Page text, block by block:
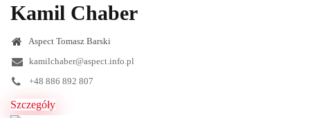
Kamil Chaber
Aspect Tomasz Barski
kamilchaber@aspect.info.pl
+48 886 892 807
Szczegóły